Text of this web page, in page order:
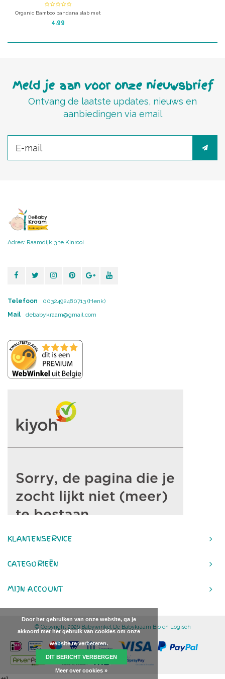
lake
Organic Bamboo bandana slab met
drukknopen - Deep lake
4,99
Meld je aan voor onze nieuwsbrief
Ontvang de laatste updates, nieuws en
aanbiedingen via email
Adres: Raamdijk 3 te Kinrooi
Telefoon
0032492480713 (Henk)
Mail
debabykraam@gmail.com
KLANTENSERVICE
CATEGORIEËN
MIJN ACCOUNT
© Copyright 2026 Babywinkel De Babykraam Bio en Logisch
Door het gebruiken van onze website, ga je
akkoord met het gebruik van cookies om onze
website te verbeteren.
DIT BERICHT VERBERGEN
Meer over cookies »